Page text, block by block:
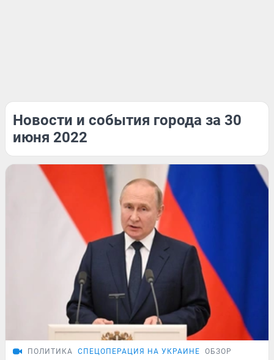
Новости и события города за 30
июня 2022
ПОЛИТИКА СПЕЦОПЕРАЦИЯ НА УКРАИНЕ ОБЗОР